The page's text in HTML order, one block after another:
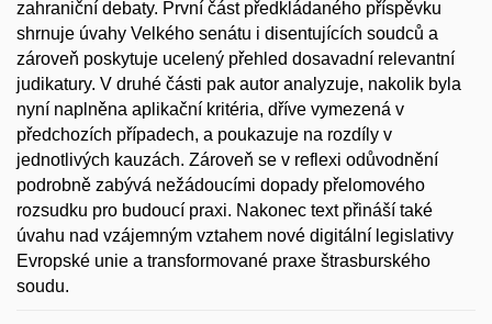
zahraniční debaty. První část předkládaného příspěvku
shrnuje úvahy Velkého senátu i disentujících soudců a
zároveň poskytuje ucelený přehled dosavadní relevantní
judikatury. V druhé části pak autor analyzuje, nakolik byla
nyní naplněna aplikační kritéria, dříve vymezená v
předchozích případech, a poukazuje na rozdíly v
jednotlivých kauzách. Zároveň se v reflexi odůvodnění
podrobně zabývá nežádoucími dopady přelomového
rozsudku pro budoucí praxi. Nakonec text přináší také
úvahu nad vzájemným vztahem nové digitální legislativy
Evropské unie a transformované praxe štrasburského
soudu.